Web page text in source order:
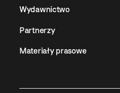
Wydawnictwo
Partnerzy
Materiały prasowe